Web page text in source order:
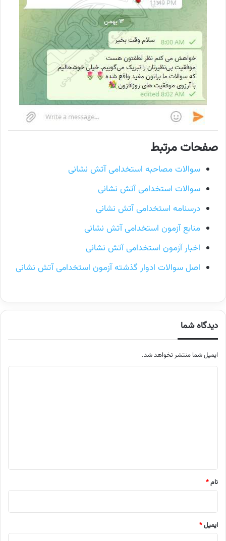
صفحات مرتبط
سوالات مصاحبه استخدامی آتش نشانی
سوالات استخدامی آتش نشانی
درسنامه استخدامی آتش نشانی
منابع آزمون استخدامی آتش نشانی
اخبار آزمون استخدامی آتش نشانی
اصل سوالات ادوار گذشته آزمون استخدامی آتش نشانی
دیدگاه شما
ایمیل شما منتشر نخواهد شد.
ا
ه
نام*
ایمیل*